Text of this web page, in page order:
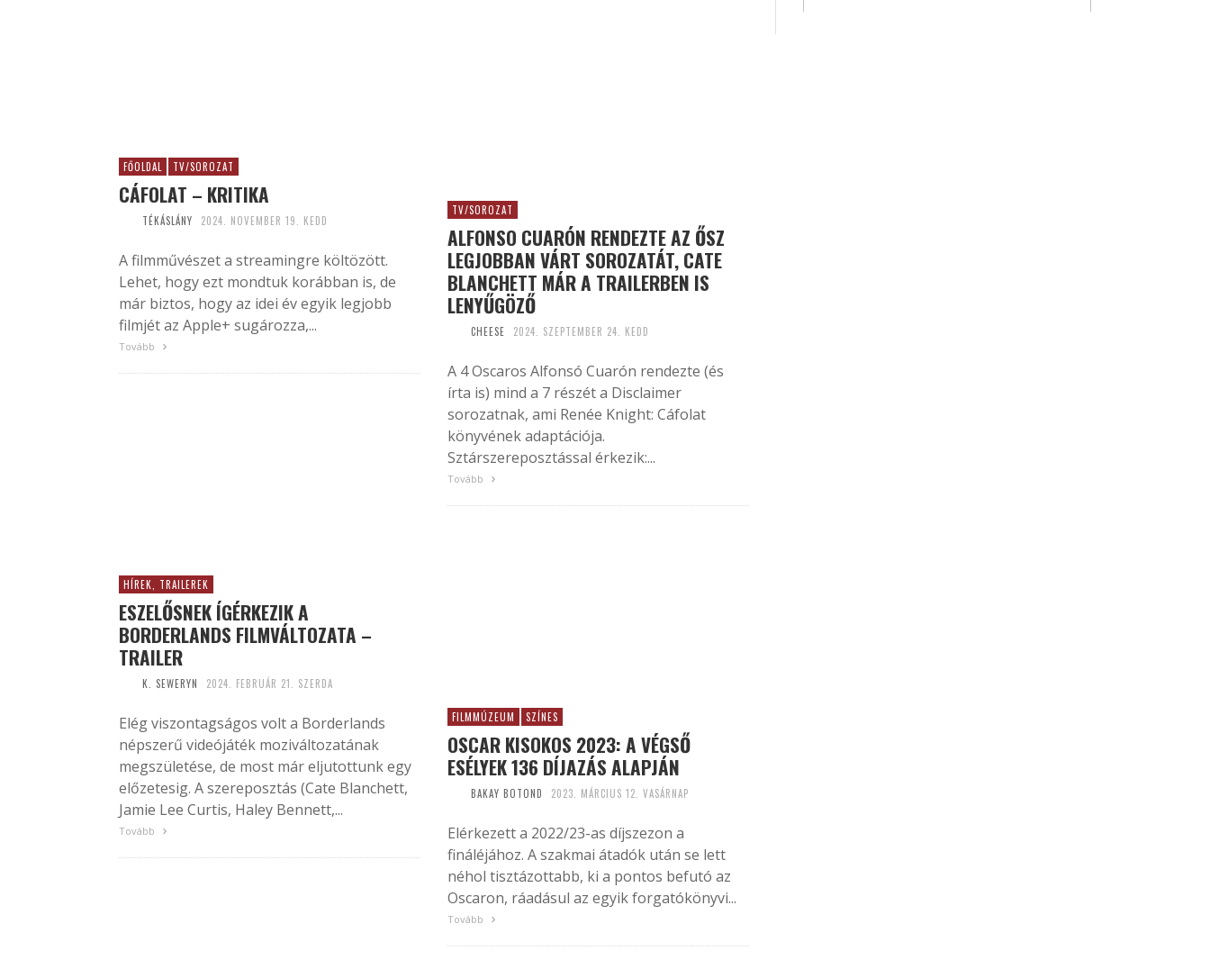
FŐOLDAL TV/SOROZAT
CÁFOLAT – KRITIKA
TÉKÁSLÁNY 2024. NOVEMBER 19. KEDD
A filmművészet a streamingre költözött.
Lehet, hogy ezt mondtuk korábban is, de
már biztos, hogy az idei év egyik legjobb
filmjét az Apple+ sugározza,...
Tovább
TV/SOROZAT
ALFONSO CUARÓN RENDEZTE AZ ŐSZ
LEGJOBBAN VÁRT SOROZATÁT, CATE
BLANCHETT MÁR A TRAILERBEN IS
LENYŰGÖZŐ
CHEESE 2024. SZEPTEMBER 24. KEDD
A 4 Oscaros Alfonsó Cuarón rendezte (és
írta is) mind a 7 részét a Disclaimer
sorozatnak, ami Renée Knight: Cáfolat
könyvének adaptációja.
Sztárszereposztással érkezik:...
Tovább
HÍREK, TRAILEREK
ESZELŐSNEK ÍGÉRKEZIK A
BORDERLANDS FILMVÁLTOZATA –
TRAILER
K. SEWERYN 2024. FEBRUÁR 21. SZERDA
Elég viszontagságos volt a Borderlands
népszerű videójáték moziváltozatának
megszületése, de most már eljutottunk egy
előzetesig. A szereposztás (Cate Blanchett,
Jamie Lee Curtis, Haley Bennett,...
Tovább
FILMMÚZEUM SZÍNES
OSCAR KISOKOS 2023: A VÉGSŐ
ESÉLYEK 136 DÍJAZÁS ALAPJÁN
BAKAY BOTOND 2023. MÁRCIUS 12. VASÁRNAP
Elérkezett a 2022/23-as díjszezon a
fináléjához. A szakmai átadók után se lett
néhol tisztázottabb, ki a pontos befutó az
Oscaron, ráadásul az egyik forgatókönyvi...
Tovább